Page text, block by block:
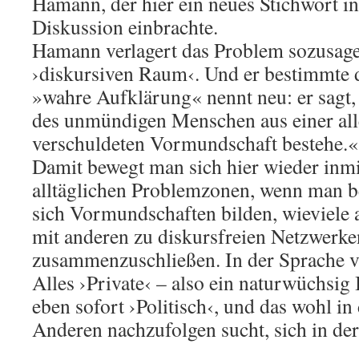
Diskussion einbrachte.
Hamann verlagert das Problem
›diskursiven Raum‹. Und er bestimmte
»wahre Aufklärung« nennt neu: er
des unmündigen Menschen aus einer
verschuldeten Vormundschaft bestehe.«
Damit bewegt man sich hier wieder
alltäglichen Problemzonen, wenn man
sich Vormundschaften bilden, wieviele
mit anderen zu diskursfreien
zusammenzuschließen. In der Sprache
Alles ›Private‹ – also ein
eben sofort ›Politisch‹, und das wohl
Anderen nachzufolgen sucht, sich in